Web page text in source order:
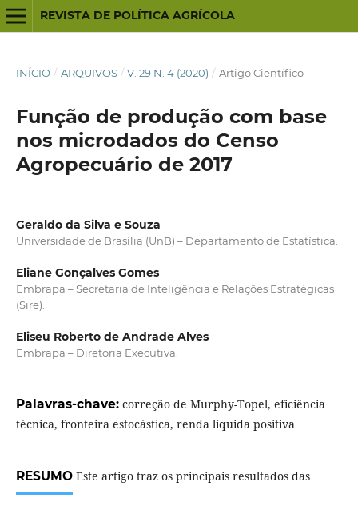
REVISTA DE POLÍTICA AGRÍCOLA
INÍCIO / ARQUIVOS / V. 29 N. 4 (2020) / Artigo Científico
Função de produção com base
nos microdados do Censo
Agropecuário de 2017
Geraldo da Silva e Souza
Universidade de Brasília (UnB) – Departamento de Estatística.
Eliane Gonçalves Gomes
Embrapa – Secretaria de Inteligência e Relações Estratégicas
(Sire).
Eliseu Roberto de Andrade Alves
Embrapa – Diretoria Executiva.
Palavras-chave: correção de Murphy-Topel, eficiência
técnica, fronteira estocástica, renda líquida positiva
RESUMOEste artigo traz os principais resultados das